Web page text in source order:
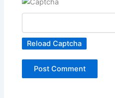
Reload Captcha